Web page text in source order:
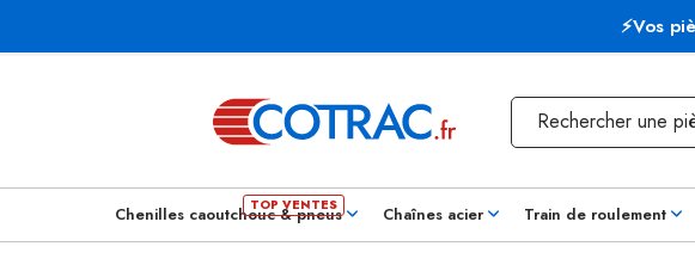
⚡Vos
Chenilles caoutchouc & pneus Chaînes acier Train de roulement